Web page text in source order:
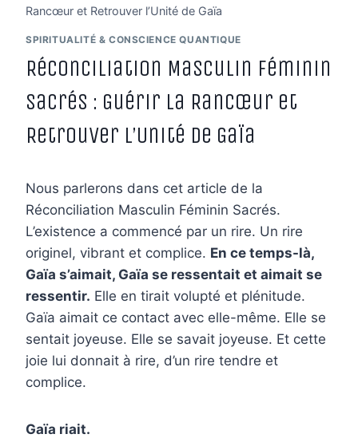
Rancœur et Retrouver l’Unité de Gaïa
SPIRITUALITÉ & CONSCIENCE QUANTIQUE
Réconciliation Masculin Féminin
Sacrés : Guérir la Rancœur et
Retrouver l’Unité de Gaïa
Nous parlerons dans cet article de la
Réconciliation Masculin Féminin Sacrés.
L’existence a commencé par un rire. Un rire
originel, vibrant et complice. En ce temps-là,
Gaïa s’aimait, Gaïa se ressentait et aimait se
ressentir. Elle en tirait volupté et plénitude.
Gaïa aimait ce contact avec elle-même. Elle se
sentait joyeuse. Elle se savait joyeuse. Et cette
joie lui donnait à rire, d’un rire tendre et
complice.
Gaïa riait.